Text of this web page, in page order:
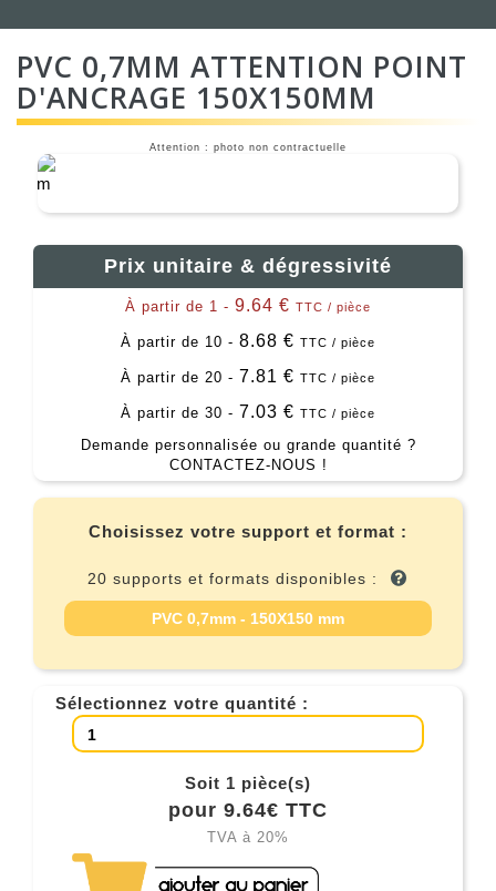
PVC 0,7MM ATTENTION POINT
D'ANCRAGE 150X150MM
Attention : photo non contractuelle
Prix unitaire & dégressivité
À partir de 1 - 9.64 € TTC / pièce
À partir de 10 - 8.68 € TTC / pièce
À partir de 20 - 7.81 € TTC / pièce
À partir de 30 - 7.03 € TTC / pièce
Demande personnalisée ou grande quantité ?
CONTACTEZ-NOUS !
Choisissez votre support et format :
20 supports et formats disponibles :
PVC 0,7mm - 150X150 mm
Sélectionnez votre quantité :
Soit 1 pièce(s)
pour 9.64€ TTC
TVA à 20%